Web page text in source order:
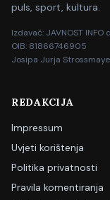
puls, sport, kultura.
Izdavač: JAVNOST INFO
OIB: 81866746905
Josipa Jurja
REDAKCIJA
Impressum
Uvjeti korištenja
Politika privatnosti
Pravila komentiranja